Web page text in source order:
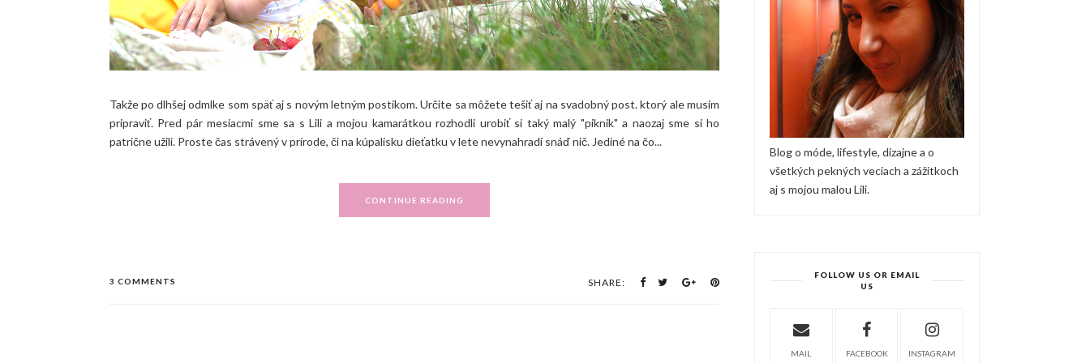
Blog o móde, lifestyle, dizajne a o
všetkých pekných veciach a zážitkoch
aj s mojou malou Lili.
FOLLOW US OR EMAIL
US
MAIL FACEBOOK INSTAGRAM